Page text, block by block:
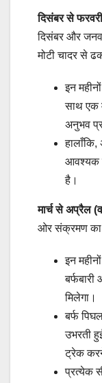
दिसंबर से
दिसंबर और
मोटी चादर से
इन
साथ एक
अनुभव
हालाँकि,
आवश्यक
है।
मार्च से अप्रैल
ओर संक्रमण का
इन
मिलेगा।
बर्फ
उभरती
ट्रेक
प्रत्येक